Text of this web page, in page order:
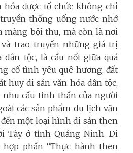
hóa được tổ chức không chỉ
thống uống nước nhớ
màng bội thu, mà còn là nơi
và trao truyền những giá trị
dân tộc, là cầu nối giữa quá
cố tình yêu quê hương, đất
huy di sản văn hóa dân tộc,
cầu tinh thần của người
các sản phẩm du lịch văn
một loại hình di sản then
Tày ở tỉnh Quảng Ninh. Di
phần “Thực hành then